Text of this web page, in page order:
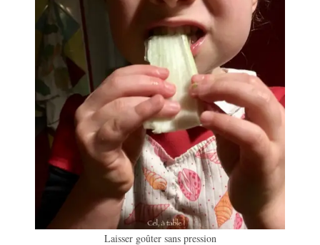
Laisser goûter sans pression